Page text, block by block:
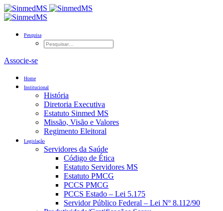
Pesquisa
Associe-se
Home
Institucional
História
Diretoria Executiva
Estatuto Sinmed MS
Missão, Visão e Valores
Regimento Eleitoral
Legislação
Servidores da Saúde
Código de Ética
Estatuto Servidores MS
Estatuto PMCG
PCCS PMCG
PCCS Estado – Lei 5.175
Servidor Público Federal – Lei Nº 8.112/90